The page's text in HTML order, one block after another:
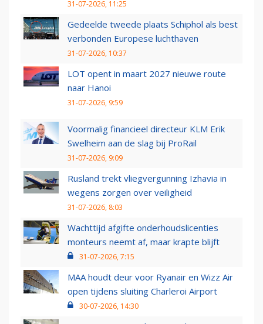
31-07-2026, 11:25
Gedeelde tweede plaats Schiphol als best
verbonden Europese luchthaven
31-07-2026, 10:37
LOT opent in maart 2027 nieuwe route
naar Hanoi
31-07-2026, 9:59
Voormalig financieel directeur KLM Erik
Swelheim aan de slag bij ProRail
31-07-2026, 9:09
Rusland trekt vliegvergunning Izhavia in
wegens zorgen over veiligheid
31-07-2026, 8:03
Wachttijd afgifte onderhoudslicenties
monteurs neemt af, maar krapte blijft
31-07-2026, 7:15
MAA houdt deur voor Ryanair en Wizz Air
open tijdens sluiting Charleroi Airport
30-07-2026, 14:30